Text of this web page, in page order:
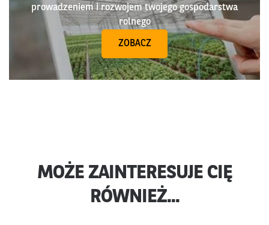
prowadzeniem i rozwojem twojego gospodarstwa
rolnego
ZOBACZ
MOŻE ZAINTERESUJE CIĘ
RÓWNIEŻ...